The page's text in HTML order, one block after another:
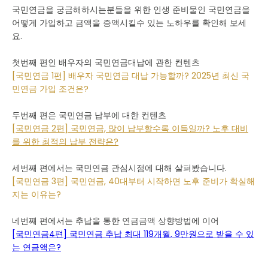
국민연금을 궁금해하시는분들을 위한 인생 준비물인 국민연금을
어떻게 가입하고 금액을 증액시킬수 있는 노하우를 확인해 보세
요.
첫번째 편인 배우자의 국민연금대납에 관한 컨텐츠
[국민연금 1편] 배우자 국민연금 대납 가능할까? 2025년 최신 국
민연금 가입 조건은?
두번째 편은 국민연금 납부에 대한 컨텐츠
[국민연금 2편] 국민연금, 많이 납부할수록 이득일까? 노후 대비
를 위한 최적의 납부 전략은?
세번째 편에서는 국민연금 관심시점에 대해 살펴봤습니다.
[국민연금 3편] 국민연금, 40대부터 시작하면 노후 준비가 확실해
지는 이유는?
네번째 편에서는 추납을 통한 연금금액 상향방법에 이어
[국민연금4편] 국민연금 추납 최대 119개월, 9만원으로 받을 수 있
는 연금액은?